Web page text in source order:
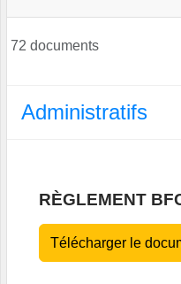
72 documents
Administratifs
RÈGLEMENT
Télécharger le